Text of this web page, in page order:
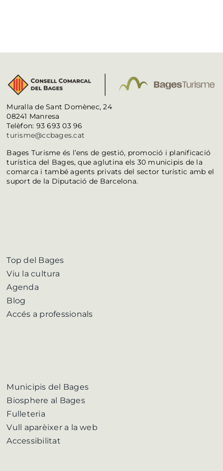
Muralla de Sant Domènec, 24
08241 Manresa
Telèfon: 93 693 03 96
turisme@ccbages.cat
Bages Turisme és l’ens de gestió, promoció i planificació
turística del Bages, que aglutina els 30 municipis de la
comarca i també agents privats del sector turístic amb el
suport de la Diputació de Barcelona.
Top del Bages
Viu la cultura
Agenda
Blog
Accés a professionals
Municipis del Bages
Biosphere al Bages
Fulleteria
Vull aparèixer a la web
Accessibilitat